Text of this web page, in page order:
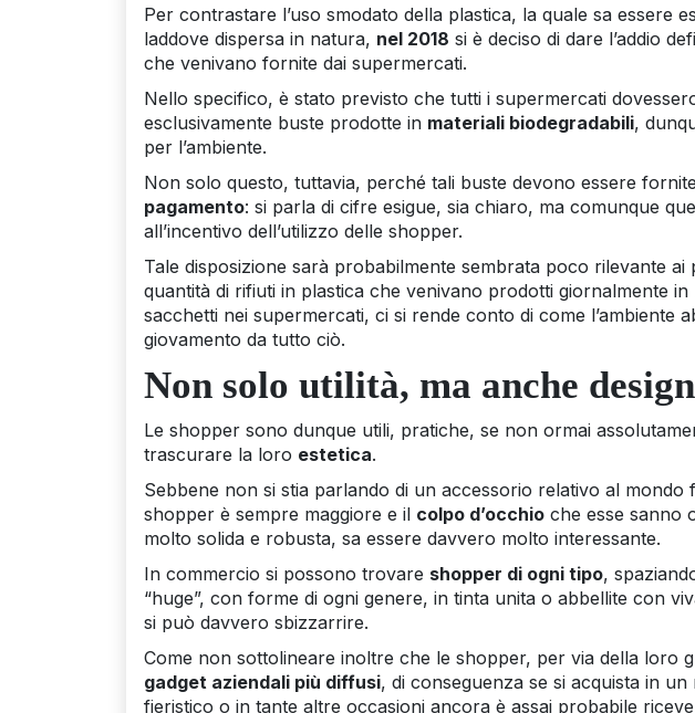
Per contrastare l’uso smodato della plastica, la quale sa essere
laddove dispersa in natura, nel 2018 si è deciso di dare l’addio
che venivano fornite dai supermercati.
Nello specifico, è stato previsto che tutti i supermercati
esclusivamente buste prodotte in materiali biodegradabili,
per l’ambiente.
Non solo questo, tuttavia, perché tali buste devono essere
pagamento: si parla di cifre esigue, sia chiaro, ma comunque
all’incentivo dell’utilizzo delle shopper.
Tale disposizione sarà probabilmente sembrata poco rilevante ai
quantità di rifiuti in plastica che venivano prodotti giornalmente
sacchetti nei supermercati, ci si rende conto di come l’ambiente
giovamento da tutto ciò.
Non solo utilità, ma anche
Le shopper sono dunque utili, pratiche, se non ormai
trascurare la loro estetica.
Sebbene non si stia parlando di un accessorio relativo al mondo
shopper è sempre maggiore e il colpo d’occhio che esse sanno
molto solida e robusta, sa essere davvero molto interessante.
In commercio si possono trovare shopper di ogni tipo,
“huge”, con forme di ogni genere, in tinta unita o abbellite con
si può davvero sbizzarrire.
Come non sottolineare inoltre che le shopper, per via della loro
gadget aziendali più diffusi, di conseguenza se si acquista in
fieristico o in tante altre occasioni ancora è assai probabile